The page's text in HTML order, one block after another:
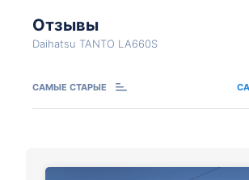
Отзывы
Daihatsu TANTO LA660S
САМЫЕ СТАРЫЕ